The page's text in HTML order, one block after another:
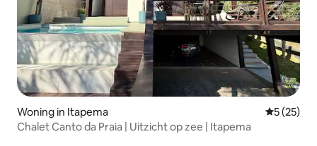
Woning in Itapema
5 (25)
Chalet Canto da Praia | Uitzicht op zee | Itapema